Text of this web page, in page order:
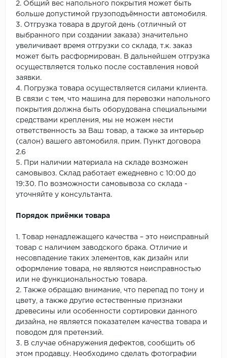
2. Общий вес напольного покрытия может быть
больше допустимой грузоподъёмности автомобиля.
3. Отгрузка товара в другой день (отличный от
выбранного при создании заказа) значительно
увеличивает время отгрузки со склада, т.к. заказ
может быть расформирован. В дальнейшем отгрузка
осуществляется только после составления новой
заявки.
4. Погрузка товара осуществляется силами клиента.
В связи с тем, что машина для перевозки напольного
покрытия должна быть оборудована специальными
средствами крепления, мы не можем нести
ответственность за Ваш товар, а также за интерьер
(салон) вашего автомобиля. прим. Пункт договора
2.6
5. При наличии материала на складе возможен
самовывоз. Склад работает ежедневно с 10:00 до
19:30. По возможности самовывоза со склада -
уточняйте у консультанта.
Порядок приёмки товара
1. Товар ненадлежащего качества – это неисправный
товар с наличием заводского брака. Отличие и
несовпадение таких элементов, как дизайн или
оформление товара, не являются неисправностью
или не функциональностью товара.
2. Также обращаю внимание, что перепад по тону и
цвету, а также другие естественные признаки
древесины или особенности сортировки данного
дизайна, не является показателем качества товара и
поводом для претензий.
3. В случае обнаружения дефектов, сообщить об
этом продавцу. Необходимо сделать фотографии